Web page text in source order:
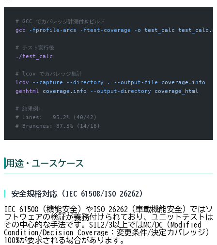
# GCC でカバレッジ計測付きビルド
gcc -fprofile-arcs -ftest-coverage -o test_calc test_calc.c
# テスト実行後
./test_calc
# lcov でカバレッジ集計
lcov --capture --directory . --output-file coverage.info
genhtml
coverage.info --output-directory coverage_html
# 結果例:
# Lines:   95.2% (40/42)
# Branches: 87.5% (14/16)
用途・ユースケース
安全規格対応（IEC 61508/ISO 26262）
IEC 61508（機能安全）やISO 26262（車載機能安全）ではソ
フトウェアの検証が義務付けられており、ユニットテストは
その中心的な手法です。SIL2/3以上ではMC/DC（Modified
Condition/Decision Coverage：変更条件/決定カバレッジ）
100%が要求される場合があります。